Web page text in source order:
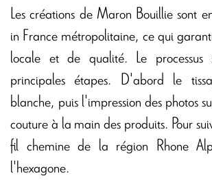
Les créations de Maron Bouillie sont
in France métropolitaine, ce qui
locale et de qualité. Le
principales étapes. D'abord le
blanche, puis l'impression des photos
couture à la main des produits. Pour
fil chemine de la région Rhone
l'hexagone.